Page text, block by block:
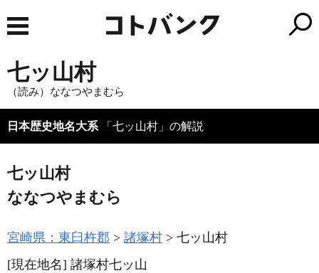
七ッ山村
（読み）ななつやまむら
日本歴史地名大系 「七ッ山村」の解説
七ッ山村
ななつやまむら
宮崎県：東臼杵郡 諸塚村
七ッ山村
[現在地名] 諸塚村七ッ山